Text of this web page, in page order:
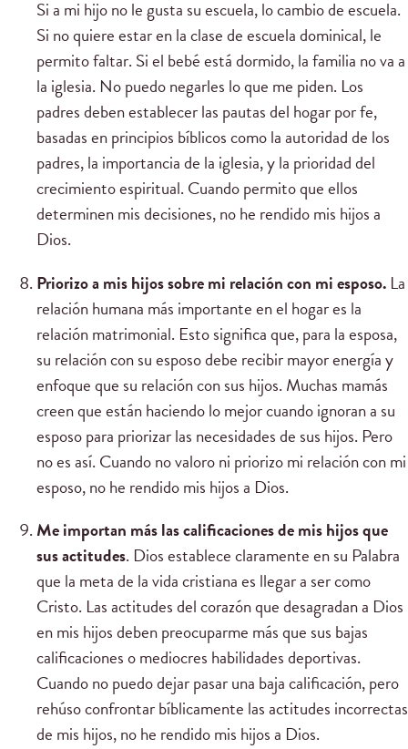
Si a mi hijo no le gusta su escuela, lo cambio de escuela.
Si no quiere estar en la clase de escuela dominical, le
permito faltar. Si el bebé está dormido, la familia no va a
la iglesia. No puedo negarles lo que me piden. Los
padres deben establecer las pautas del hogar por fe,
basadas en principios bíblicos como la autoridad de los
padres, la importancia de la iglesia, y la prioridad del
crecimiento espiritual. Cuando permito que ellos
determinen mis decisiones, no he rendido mis hijos a
Dios.
Priorizo a mis hijos sobre mi relación con mi esposo. La
relación humana más importante en el hogar es la
relación matrimonial. Esto significa que, para la esposa,
su relación con su esposo debe recibir mayor energía y
enfoque que su relación con sus hijos. Muchas mamás
creen que están haciendo lo mejor cuando ignoran a su
esposo para priorizar las necesidades de sus hijos. Pero
no es así. Cuando no valoro ni priorizo mi relación con mi
esposo, no he rendido mis hijos a Dios.
Me importan más las calificaciones de mis hijos que
sus actitudes. Dios establece claramente en su Palabra
que la meta de la vida cristiana es llegar a ser como
Cristo. Las actitudes del corazón que desagradan a Dios
en mis hijos deben preocuparme más que sus bajas
calificaciones o mediocres habilidades deportivas.
Cuando no puedo dejar pasar una baja calificación, pero
rehúso confrontar bíblicamente las actitudes incorrectas
de mis hijos, no he rendido mis hijos a Dios.